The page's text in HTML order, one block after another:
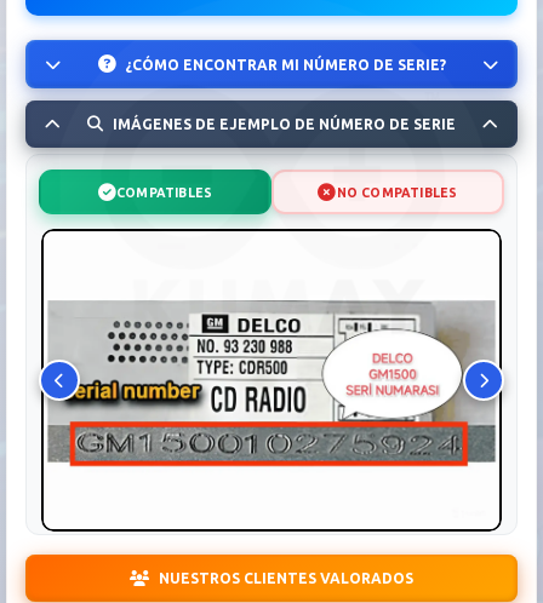
¿CÓMO ENCONTRAR MI NÚMERO DE SERIE?
IMÁGENES DE EJEMPLO DE NÚMERO DE SERIE
COMPATIBLES NO COMPATIBLES
NUESTROS CLIENTES VALORADOS